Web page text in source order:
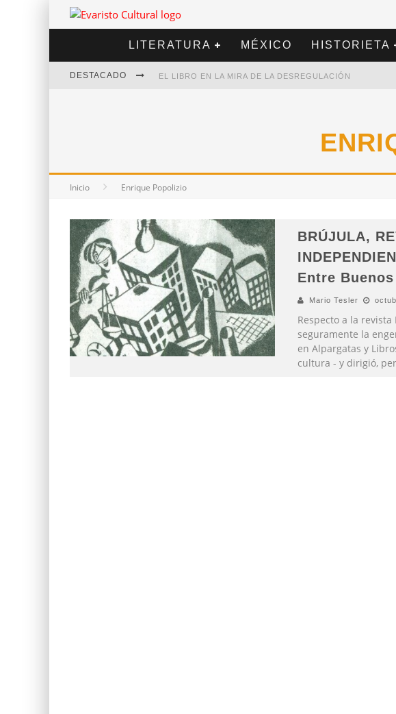
LITERATURA MÉXICO HISTORIETA
DESTACADO EL LIBRO EN LA MIRA DE LA DESREGULACIÓN
Inicio Enrique Popolizio
BRÚJULA,
Entre
Mario Tesler
Respecto a la
seguramente la
en Alpargatas y
cultura - y dirigió,